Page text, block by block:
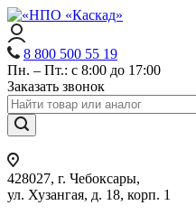
8 800 500 55 19
Пн. – Пт.: с 8:00 до 17:00
Заказать звонок
428027, г. Чебоксары,
ул. Хузангая, д. 18, корп. 1